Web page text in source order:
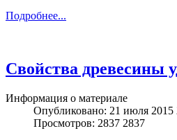
Подробнее...
Свойства древесины
Информация о материале
Опубликовано: 21 июля 2015
Просмотров: 2837 2837